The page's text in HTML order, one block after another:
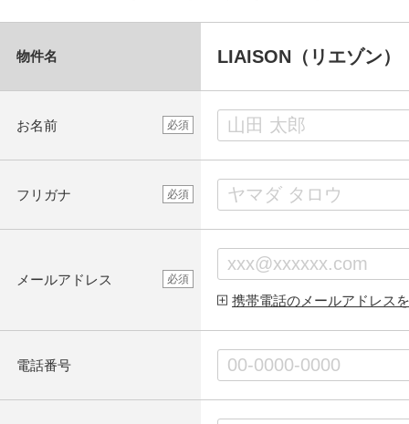
物件名 LIAISON（リエゾン）
お名前 必須
フリガナ 必須
メールアドレス 必須
携帯電話のメールアドレス
電話番号